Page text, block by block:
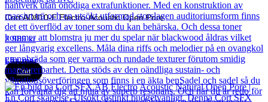
Cort AD810-E Electro-Acoustic Open Pore
2 989kr
Läs mer
Cort